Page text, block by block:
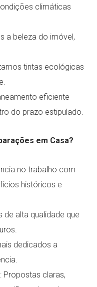
climáticas
a beleza do imóvel,
tintas ecológicas
eficiente
do prazo estipulado.
em Casa?
no trabalho com
históricos e
de alta qualidade que
dedicados a
: Propostas claras,